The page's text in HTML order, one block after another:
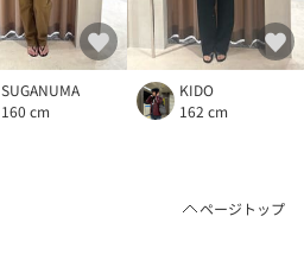
SUGANUMA
160 cm
KIDO
162 cm
ページトップ